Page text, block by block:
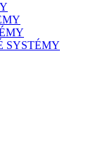
SYSTÉMY